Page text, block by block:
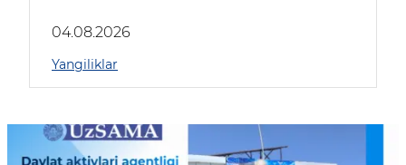
04.08.2026
Yangiliklar